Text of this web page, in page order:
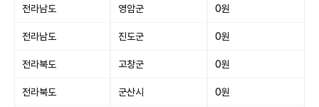
전라남도 영암군 0원
전라남도 진도군 0원
전라북도 고창군 0원
전라북도 군산시 0원